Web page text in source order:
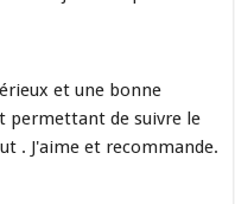
et une bonne
permettant de suivre le
. J'aime et recommande.